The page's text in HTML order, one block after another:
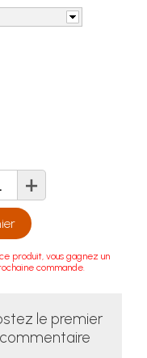
+
produit, vous gagnez un
commande.
le premier
commentaire